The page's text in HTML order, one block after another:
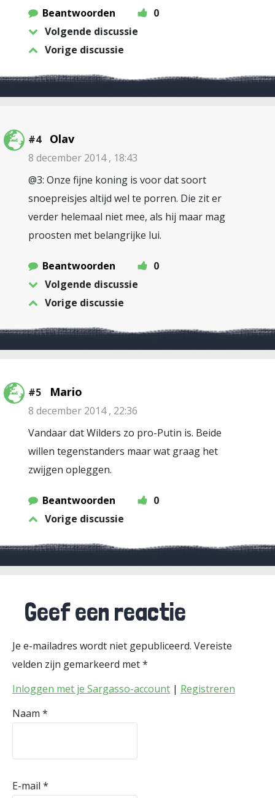
Beantwoorden
0
Volgende discussie
Vorige discussie
#4 Olav
8 december 2014 , 18:43
@3: Onze fijne koning is voor dat soort
snoepreisjes altijd wel te porren. Die zit er
verder helemaal niet mee, als hij maar mag
proosten met belangrijke lui.
Beantwoorden
0
Volgende discussie
Vorige discussie
#5 Mario
8 december 2014 , 22:36
Vandaar dat Wilders zo pro-Putin is. Beide
willen tegenstanders maar wat graag het
zwijgen opleggen.
Beantwoorden
0
Vorige discussie
Geef een reactie
Je e-mailadres wordt niet gepubliceerd. Vereiste
velden zijn gemarkeerd met*
Inloggen met je Sargasso-account | Registreren
Naam *
E-mail *